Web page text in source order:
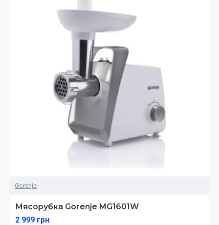
Gorenje
Мясорубка Gorenje MG1601W
2 999 грн